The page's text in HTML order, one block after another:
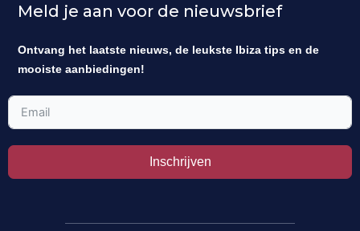
Meld je aan voor de nieuwsbrief
Ontvang het laatste nieuws, de leukste Ibiza tips en de
mooiste aanbiedingen!
Inschrijven